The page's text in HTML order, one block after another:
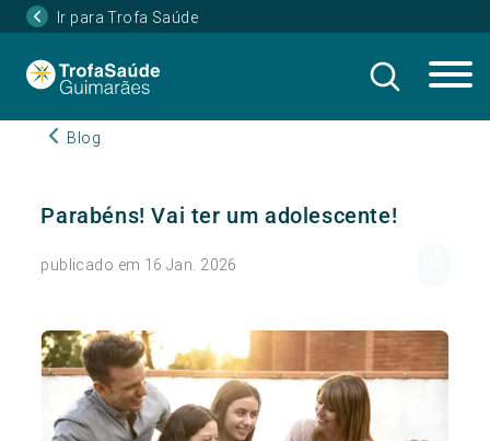
Ir para Trofa Saúde
Blog
Parabéns! Vai ter um adolescente!
publicado em 16 Jan. 2026